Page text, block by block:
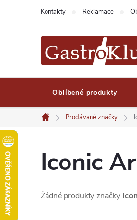
Kontakty Reklamace
Oblíbené produkty
Domů
Prodávané značky
Iconic
Žádné produkty značky